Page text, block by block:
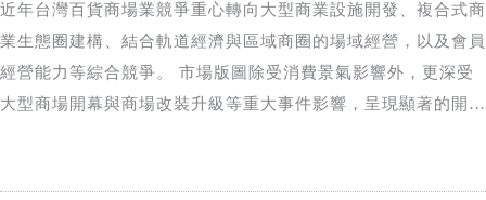
近年台灣百貨商場業競爭重心轉向大型商業設施開發、複合式商
業生態圈建構、結合軌道經濟與區域商圈的場域經營，以及會員
經營能力等綜合競爭。 市場版圖除受消費景氣影響外，更深受
大型商場開幕與商場改裝升級等重大事件影響，呈現顯著的開發